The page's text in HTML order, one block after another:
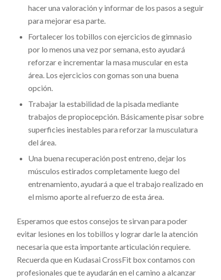
hacer una valoración y informar de los pasos a seguir
para mejorar esa parte.
Fortalecer los tobillos con ​ejercicios de gimnasio​
por lo menos una vez por semana, esto ayudará
reforzar e incrementar la masa muscular en esta
área. Los ejercicios con gomas son una buena
opción.
Trabajar la ​estabilidad​ de la pisada mediante
trabajos de propiocepción. Básicamente pisar sobre
superficies inestables para reforzar la musculatura
del área.
Una buena recuperación post entreno, dejar los
músculos estirados completamente luego del
entrenamiento, ayudará a que el trabajo realizado en
el mismo aporte al refuerzo de esta área.
Esperamos que estos consejos te sirvan para poder
evitar lesiones en los tobillos y lograr darle la atención
necesaria que esta importante articulación requiere.
Recuerda que en ​Kudasai CrossFit box ​contamos con
profesionales que te ayudarán en el camino a alcanzar